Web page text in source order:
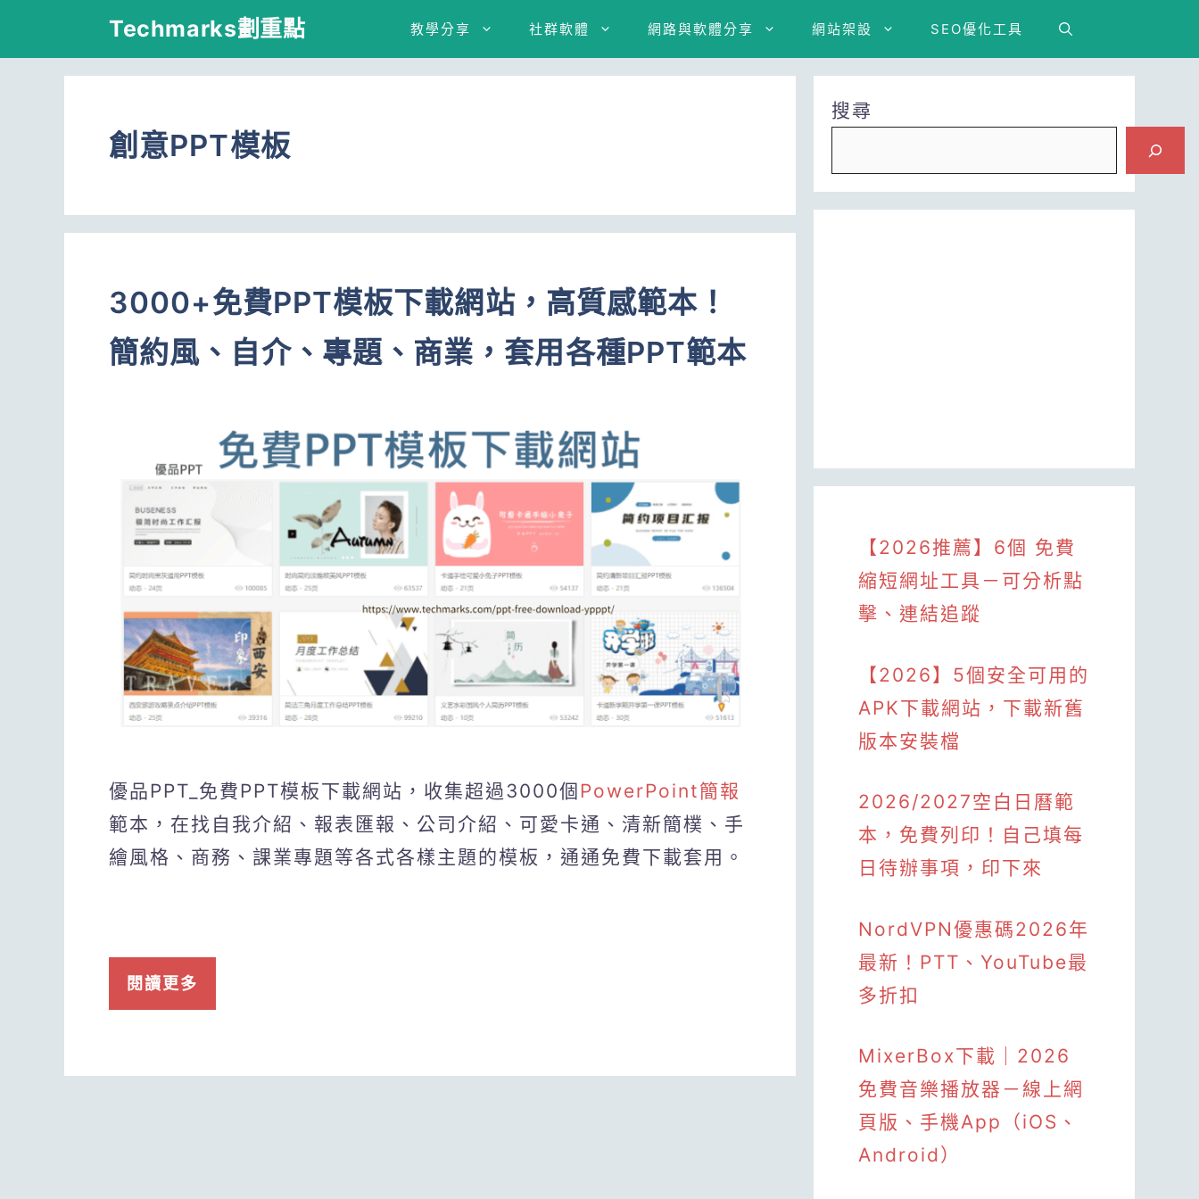
Techmarks劃重點 教學分享 社群軟體 網路與軟體分享 網站架設 SEO優化工具
創意PPT模板
3000+免費PPT模板下載網站，高質感範本！
簡約風、自介、專題、商業，套用各種PPT範本
優品PPT_免費PPT模板下載網站，收集超過3000個PowerPoint簡報
範本，在找自我介紹、報表匯報、公司介紹、可愛卡通、清新簡樸、手
繪風格、商務、課業專題等各式各樣主題的模板，通通免費下載套用。
閱讀更多
搜尋
【2026推薦】6個 免費
縮短網址工具－可分析點
擊、連結追蹤
【2026】5個安全可用的
APK下載網站，下載新舊
版本安裝檔
2026/2027空白日曆範
本，免費列印！自己填每
日待辦事項，印下來
NordVPN優惠碼2026年
最新！PTT、YouTube最
多折扣
MixerBox下載｜2026
免費音樂播放器－線上網
頁版、手機App（iOS、
Android）